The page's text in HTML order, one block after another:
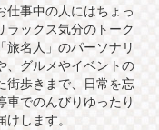
仕事中の人にはちょっ
ラックス気分のトーク
名人」のパーソナリ
、グルメやイベントの
街歩きまで、日常を忘
でのんびりゆったり
します。